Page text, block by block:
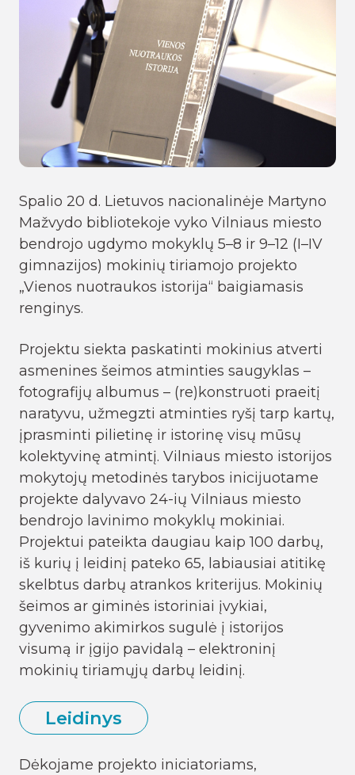
Spalio 20 d. Lietuvos nacionalinėje Martyno
Mažvydo bibliotekoje vyko Vilniaus miesto
bendrojo ugdymo mokyklų 5–8 ir 9–12 (I–IV
gimnazijos) mokinių tiriamojo projekto
„Vienos nuotraukos istorija“ baigiamasis
renginys.
Projektu siekta paskatinti mokinius atverti
asmenines šeimos atminties saugyklas –
fotografijų albumus – (re)konstruoti praeitį
naratyvu, užmegzti atminties ryšį tarp kartų,
įprasminti pilietinę ir istorinę visų mūsų
kolektyvinę atmintį. Vilniaus miesto istorijos
mokytojų metodinės tarybos inicijuotame
projekte dalyvavo 24-ių Vilniaus miesto
bendrojo lavinimo mokyklų mokiniai.
Projektui pateikta daugiau kaip 100 darbų,
iš kurių į leidinį pateko 65, labiausiai atitikę
skelbtus darbų atrankos kriterijus. Mokinių
šeimos ar giminės istoriniai įvykiai,
gyvenimo akimirkos sugulė į istorijos
visumą ir įgijo pavidalą – elektroninį
mokinių tiriamųjų darbų leidinį.
Leidinys
Dėkojame projekto iniciatoriams,